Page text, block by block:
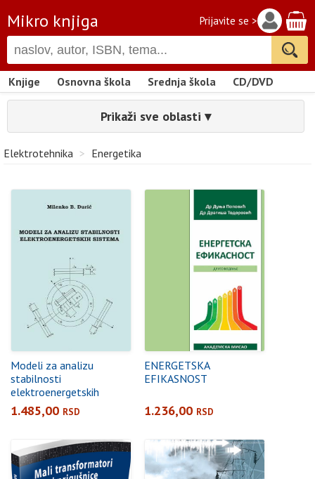
Mikro knjiga Prijavite se >
Knjige Osnovna škola Srednja škola CD/DVD
Prikaži sve oblasti ▾
Elektrotehnika > Energetika
Modeli za analizu
stabilnosti
elektroenergetskih
sistema
1.485,00 RSD
ENERGETSKA
EFIKASNOST
1.236,00 RSD